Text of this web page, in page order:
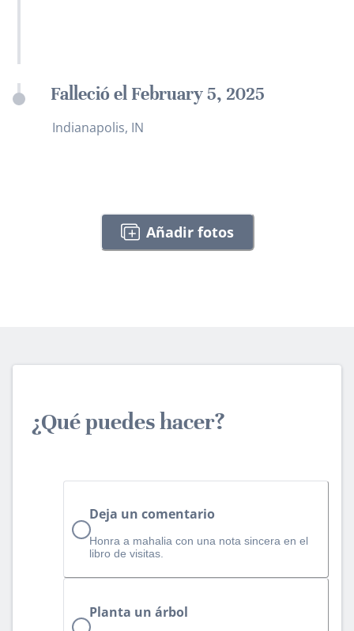
Falleció el February 5, 2025
Indianapolis, IN
Añadir fotos
¿Qué puedes hacer?
Deja un comentario
Honra a mahalia con una nota sincera en el
libro de visitas.
Planta un árbol